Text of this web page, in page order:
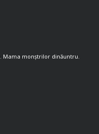
Mama monștrilor dinăuntru.